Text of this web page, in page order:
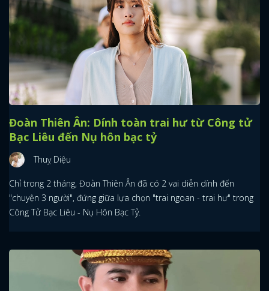
Đoàn Thiên Ân: Dính toàn trai hư từ Công tử
Bạc Liêu đến Nụ hôn bạc tỷ
Thuỵ Diệu
Chỉ trong 2 tháng, Đoàn Thiên Ân đã có 2 vai diễn dính đến
"chuyện 3 người", đứng giữa lựa chọn "trai ngoan - trai hư" trong
Công Tử Bạc Liêu - Nụ Hôn Bạc Tỷ.